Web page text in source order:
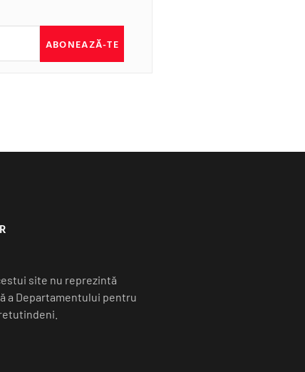
ABONEAZĂ-TE
site nu reprezintă
a Departamentului pentru